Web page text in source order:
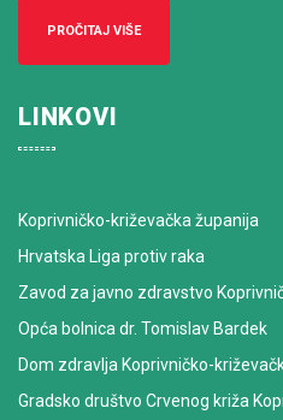
PROČITAJ VIŠE
LINKOVI
Koprivničko-križevačka županija
Hrvatska Liga protiv raka
Zavod za javno zdravstvo
Opća bolnica dr. Tomislav Bardek
Dom zdravlja Koprivničko-
Gradsko društvo Crvenog križa